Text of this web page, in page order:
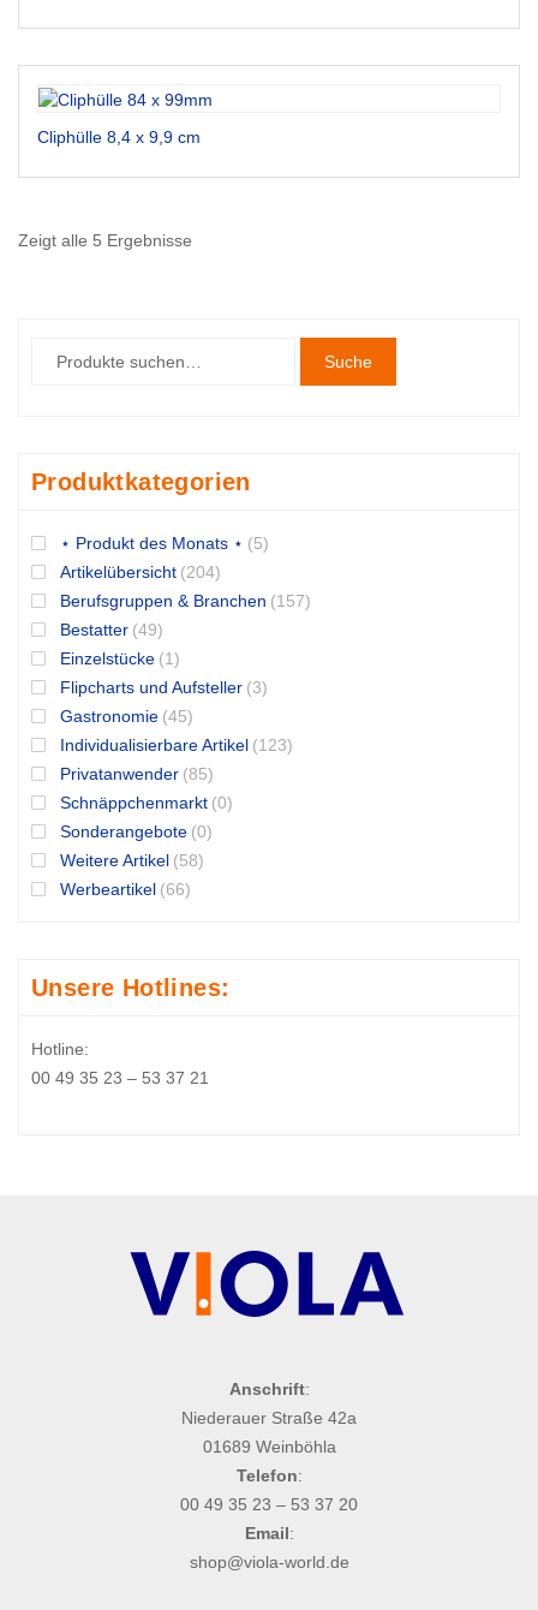
Cliphülle 8,4 x 9,9 cm
Zeigt alle 5 Ergebnisse
Suche
Produktkategorien
⋆ Produkt des Monats ⋆ (5)
Artikelübersicht (204)
Berufsgruppen & Branchen (157)
Bestatter (49)
Einzelstücke (1)
Flipcharts und Aufsteller (3)
Gastronomie (45)
Individualisierbare Artikel (123)
Privatanwender (85)
Schnäppchenmarkt (0)
Sonderangebote (0)
Weitere Artikel (58)
Werbeartikel (66)
Unsere Hotlines:
Hotline:
00 49 35 23 – 53 37 21
Anschrift:
Niederauer Straße 42a
01689 Weinböhla
Telefon:
00 49 35 23 – 53 37 20
Email:
shop@viola-world.de